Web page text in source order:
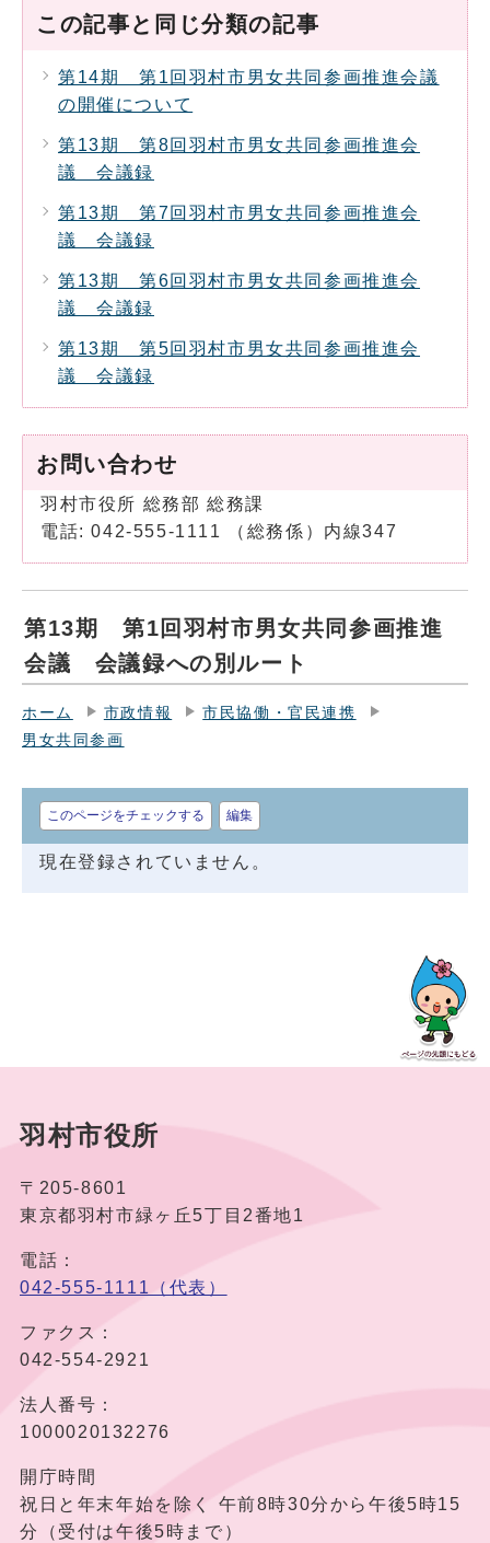
この記事と同じ分類の記事
第14期 第1回羽村市男女共同参画推進会議
の開催について
第13期 第8回羽村市男女共同参画推進会
議 会議録
第13期 第7回羽村市男女共同参画推進会
議 会議録
第13期 第6回羽村市男女共同参画推進会
議 会議録
第13期 第5回羽村市男女共同参画推進会
議 会議録
お問い合わせ
羽村市役所 総務部 総務課
電話: 042-555-1111 （総務係）内線347
第13期 第1回羽村市男女共同参画推進
会議 会議録への別ルート
ホーム 市政情報
市民協働・官民連携
男女共同参画
このページをチェックする 編集
現在登録されていません。
羽村市役所
〒205-8601
東京都羽村市緑ヶ丘5丁目2番地1
電話：
042-555-1111（代表）
ファクス：
042-554-2921
法人番号：
1000020132276
開庁時間
祝日と年末年始を除く 午前8時30分から午後5時15
分（受付は午後5時まで）